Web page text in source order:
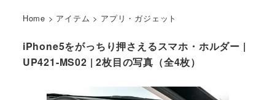
Home > アイテム > アプリ・ガジェット
iPhone5をがっちり押さえるスマホ・ホルダー |
UP421-MS02 | 2枚目の写真（全4枚）